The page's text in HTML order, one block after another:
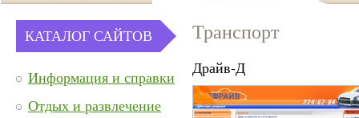
КАТАЛОГ САЙТОВ
Информация и справки
Отдых и развлечение
Транспорт
Драйв-Д